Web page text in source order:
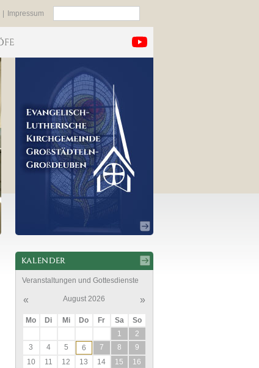
Impressum
Veranstaltungen und Gottesdienste
« August 2026 »
Mo Di Mi Do Fr Sa
So
1
2
3
4 5 6 7 8
9
10
11 12 13 14 15
16